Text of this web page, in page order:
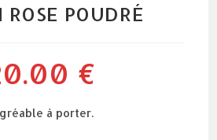
POUDRÉ
€.
€
à porter.